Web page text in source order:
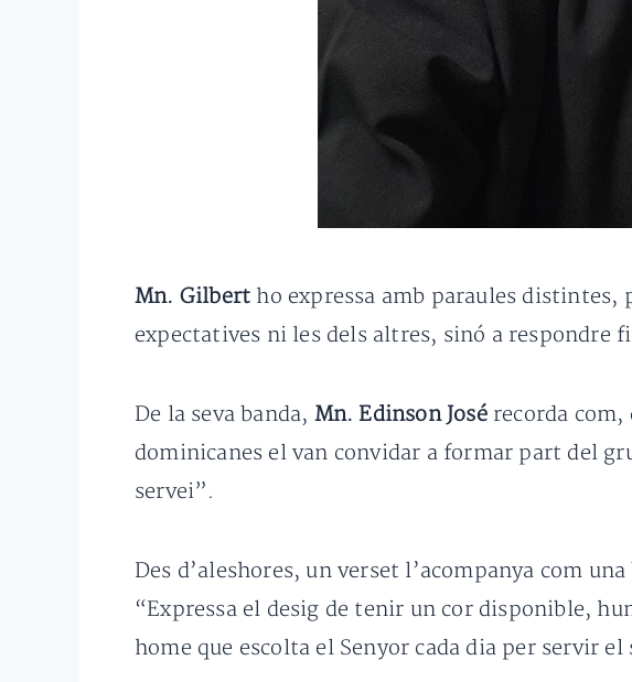
Mn. Gilbert ho expressa amb paraules
expectatives ni les dels altres, sinó a respondre
De la seva banda, Mn. Edinson Josérecorda com,
dominicanes el van convidar a formar part del
servei”.
Des d’aleshores, un verset l’acompanya com
“Expressa el desig de tenir un cor disponible,
home que escolta el Senyor cada dia per servir